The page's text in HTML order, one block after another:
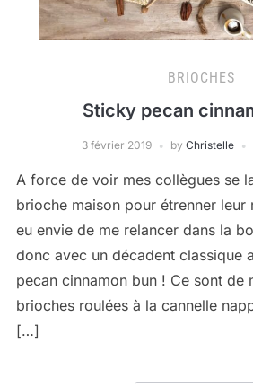
BRIOCHES
Sticky pecan
3 février 2019 by Christelle
A force de voir mes collègues se
brioche maison pour étrenner leur
eu envie de me relancer dans la
donc avec un décadent classique
pecan cinnamon bun ! Ce sont de
brioches roulées à la cannelle
[…]